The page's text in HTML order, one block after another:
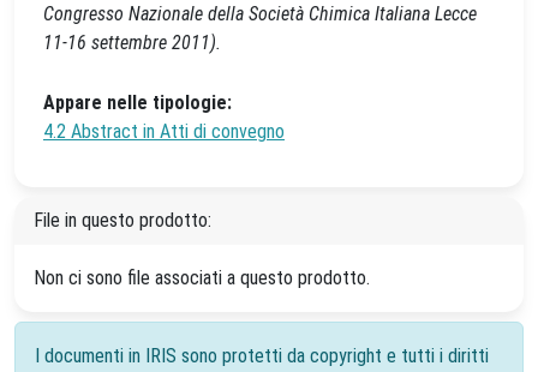
Congresso Nazionale della Società Chimica Italiana Lecce
11-16 settembre 2011).
Appare nelle tipologie:
4.2 Abstract in Atti di convegno
File in questo prodotto:
Non ci sono file associati a questo prodotto.
I documenti in IRIS sono protetti da copyright e tutti i diritti